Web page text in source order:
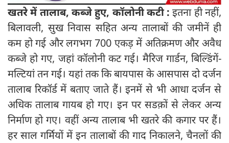
खतरे में तालाब, कब्जे हुए, कॉलोनी कटी :इतना ही नहीं,
बिलावली, सुख निवास सहित अन्य तालाबों की जमीनें ही
कम हो गई और लगभग 700 एकड़ में अतिक्रमण और अवैध
कब्जे हो गए, जहां कॉलोनी कट गई। मैरिज गार्डन, बिल्डिंगें-
मल्टियां तन गई। यहां तक कि बायपास के आसपास दो दर्जन
तालाब रिकॉर्ड में बताए जाते हैं। इनमें से भी आधा दर्जन से
अधिक तालाब गायब हो गए। इन पर सडक़ों से लेकर अन्य
निर्माण हो गए। वहीं अन्य तालाब भी खतरे की कगार पर हैं।
हर साल गर्मियों में इन तालाबों की गाद निकालने, चैनलों की